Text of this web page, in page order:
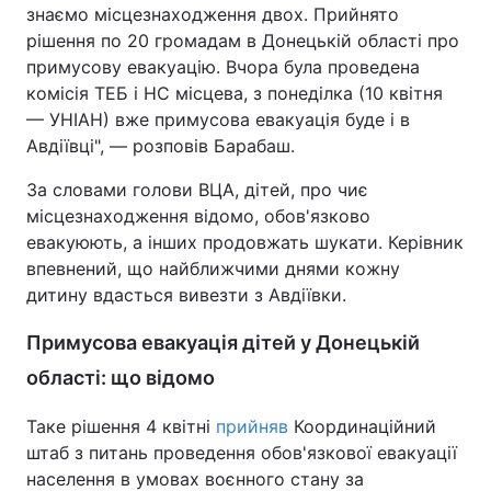
знаємо місцезнаходження двох. Прийнято
рішення по 20 громадам в Донецькій області про
примусову евакуацію. Вчора була проведена
комісія ТЕБ і НС місцева, з понеділка (10 квітня
— УНІАН) вже примусова евакуація буде і в
Авдіївці", — розповів Барабаш.
За словами голови ВЦА, дітей, про чиє
місцезнаходження відомо, обов'язково
евакуюють, а інших продовжать шукати. Керівник
впевнений, що найближчими днями кожну
дитину вдасться вивезти з Авдіївки.
Примусова евакуація дітей у Донецькій
області: що відомо
Таке рішення 4 квітні прийняв Координаційний
штаб з питань проведення обов'язкової евакуації
населення в умовах воєнного стану за